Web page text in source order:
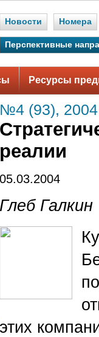
Новости Номера
Перспективные
Ресурсы
№4 (93), 2004
реалии
05.03.2004
Глеб Галкин
этих